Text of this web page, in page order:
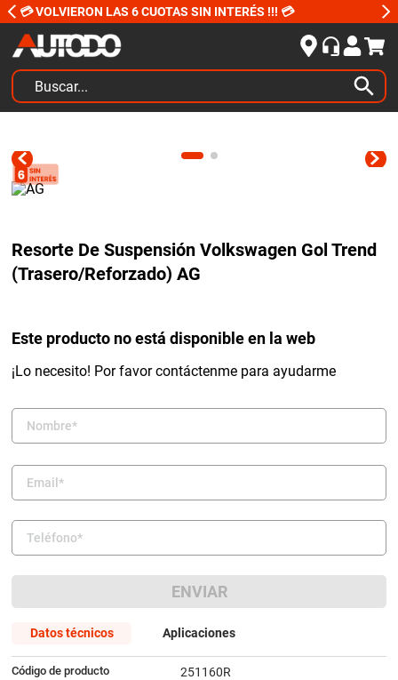
💳 VOLVIERON LAS 6 CUOTAS SIN INTERÉS !!! 💳
Buscar...
Resorte De Suspensión Volkswagen Gol Trend
(Trasero/Reforzado) AG
Este producto no está disponible en la web
¡Lo necesito! Por favor contáctenme para ayudarme
ENVIAR
Datos técnicos Aplicaciones
Código de producto 251160R
1.
2.
amortiguadores
4.
kit distribución
5.
bujias ngk
7.
citroen c4
8.
yokohama
9.
amortiguador